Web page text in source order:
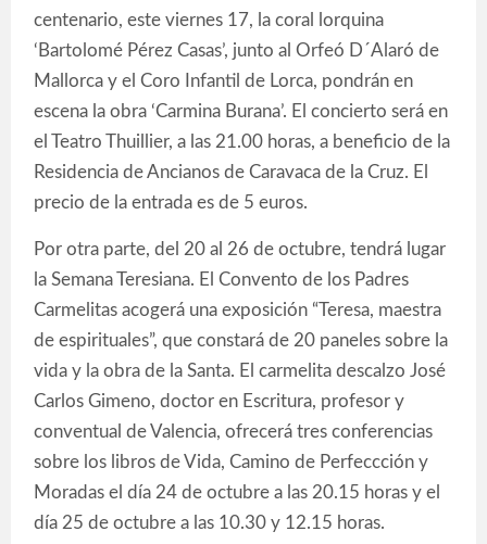
centenario, este viernes 17, la coral lorquina
‘Bartolomé Pérez Casas’, junto al Orfeó D´Alaró de
Mallorca y el Coro Infantil de Lorca, pondrán en
escena la obra ‘Carmina Burana’. El concierto será en
el Teatro Thuillier, a las 21.00 horas, a beneficio de la
Residencia de Ancianos de Caravaca de la Cruz. El
precio de la entrada es de 5 euros.
Por otra parte, del 20 al 26 de octubre, tendrá lugar
la Semana Teresiana. El Convento de los Padres
Carmelitas acogerá una exposición “Teresa, maestra
de espirituales”, que constará de 20 paneles sobre la
vida y la obra de la Santa. El carmelita descalzo José
Carlos Gimeno, doctor en Escritura, profesor y
conventual de Valencia, ofrecerá tres conferencias
sobre los libros de Vida, Camino de Perfeccción y
Moradas el día 24 de octubre a las 20.15 horas y el
día 25 de octubre a las 10.30 y 12.15 horas.